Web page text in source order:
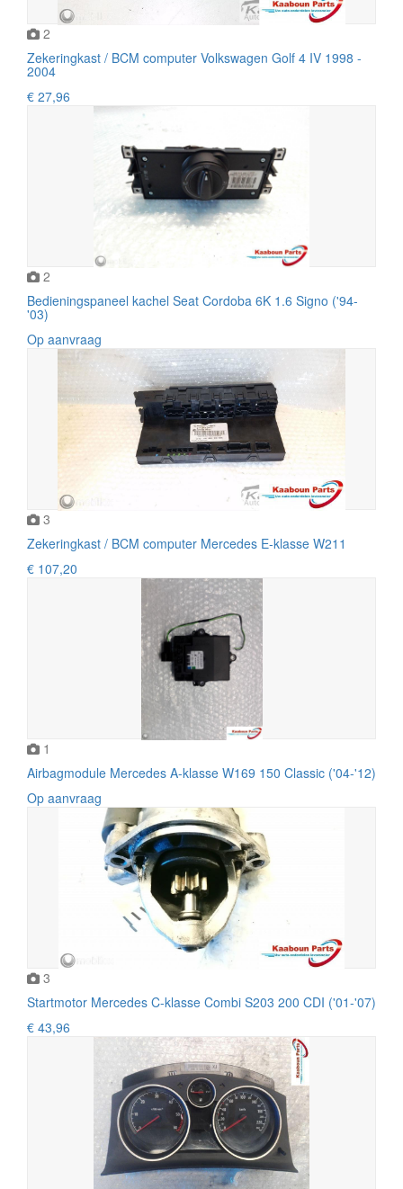
2
Zekeringkast / BCM computer Volkswagen Golf 4 IV 1998 -
2004
€ 27,96
2
Bedieningspaneel kachel Seat Cordoba 6K 1.6 Signo ('94-
'03)
Op aanvraag
3
Zekeringkast / BCM computer Mercedes E-klasse W211
€ 107,20
1
Airbagmodule Mercedes A-klasse W169 150 Classic ('04-'12)
Op aanvraag
3
Startmotor Mercedes C-klasse Combi S203 200 CDI ('01-'07)
€ 43,96